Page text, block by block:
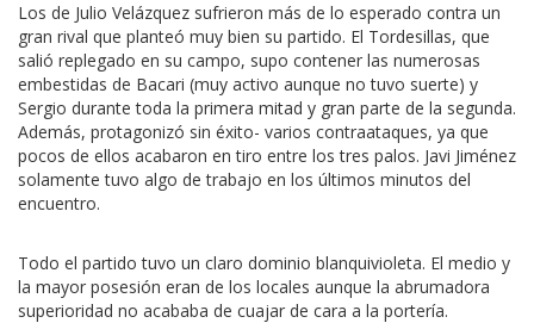
Los de Julio Velázquez sufrieron más de lo esperado contra un
gran rival que planteó muy bien su partido. El Tordesillas, que
salió replegado en su campo, supo contener las numerosas
embestidas de Bacari (muy activo aunque no tuvo suerte) y
Sergio durante toda la primera mitad y gran parte de la segunda.
Además, protagonizó sin éxito- varios contraataques, ya que
pocos de ellos acabaron en tiro entre los tres palos. Javi Jiménez
solamente tuvo algo de trabajo en los últimos minutos del
encuentro.
Todo el partido tuvo un claro dominio blanquivioleta. El medio y
la mayor posesión eran de los locales aunque la abrumadora
superioridad no acababa de cuajar de cara a la portería.